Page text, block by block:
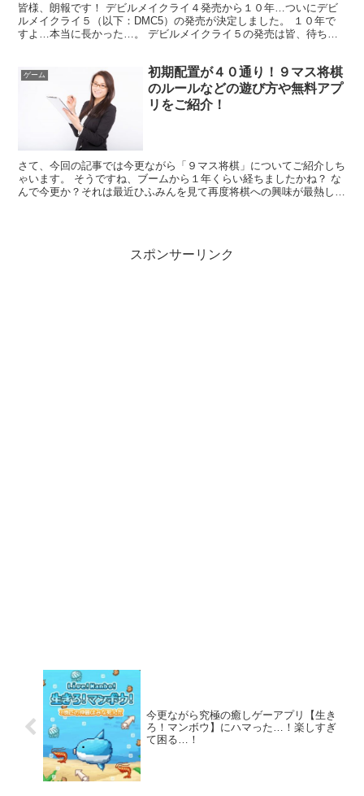
皆様、朗報です！ デビルメイクライ４発売から１０年…ついにデビ
ルメイクライ５（以下：DMC5）の発売が決定しました。 １０年で
すよ…本当に長かった…。 デビルメイクライ５の発売は皆、待ちに
ゲーム
初期配置が４０通り！９マス将棋
のルールなどの遊び方や無料アプ
リをご紹介！
さて、今回の記事では今更ながら「９マス将棋」についてご紹介しち
ゃいます。 そうですね、ブームから１年くらい経ちましたかね？ な
んで今更か？それは最近ひふみんを見て再度将棋への興味が最熱した
スポンサーリンク
今更ながら究極の癒しゲーアプリ【生き
ろ！マンボウ】にハマった…！楽しすぎ
て困る…！